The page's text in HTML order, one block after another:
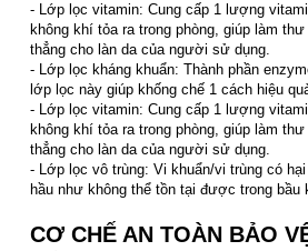
- Lớp lọc vitamin: Cung cấp 1 lượng
không khí tỏa ra trong phòng, giúp làm
thẳng cho làn da của người sử dụng.
- Lớp lọc kháng khuẩn: Thành phần
lớp lọc này giúp khống chế 1 cách hiệu
- Lớp lọc vitamin: Cung cấp 1 lượng
không khí tỏa ra trong phòng, giúp làm
thẳng cho làn da của người sử dụng.
- Lớp lọc vô trùng: Vi khuẩn/vi trùng có
hầu như không thể tồn tại được trong bầu
CƠ CHẾ AN TOÀN BẢO